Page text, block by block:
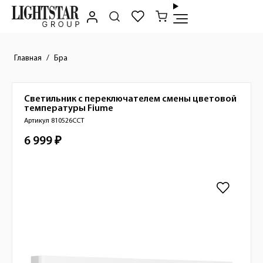
Главная Бра
Краткое описание товара
Светильник с переключателем смены цветовой
температуры Fiume
Артикул 810526CCT
Стоимость товара
6 999 ₽